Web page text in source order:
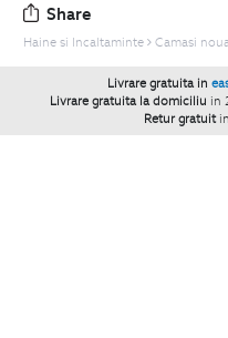
Share
Haine si Incaltaminte Camasi
Livrare gratuita in
Livrare gratuita la domiciliu in
Retur gratuit